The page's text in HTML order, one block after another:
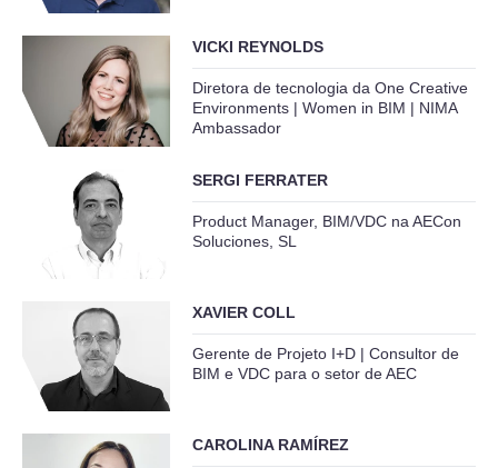
VICKI REYNOLDS
Diretora de tecnologia da One Creative
Environments | Women in BIM | NIMA
Ambassador
SERGI FERRATER
Product Manager, BIM/VDC na AECon
Soluciones, SL
XAVIER COLL
Gerente de Projeto I+D | Consultor de
BIM e VDC para o setor de AEC
CAROLINA RAMÍREZ